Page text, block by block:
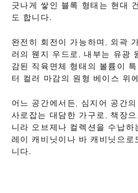
긋나게 쌓인 블록 형태는 현대
도 합니다.
완전히 회전이 가능하며, 외곽
러의 웬지 우드로, 내부는 유광
감된 직육면체 형태의 볼륨이
터 컬러 마감의 원형 베이스 위
어느 공간에서든, 심지어 공간
사로잡는 대담한 가구로, 책장
니라 오브제나 컬렉션을 수납하
레이 캐비닛이나 바 캐비닛으로
니다.